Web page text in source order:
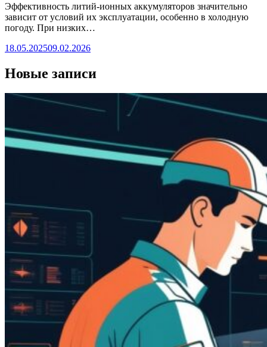
Эффективность литий-ионных аккумуляторов значительно
зависит от условий их эксплуатации, особенно в холодную
погоду. При низких…
18.05.202509.02.2026
Новые записи